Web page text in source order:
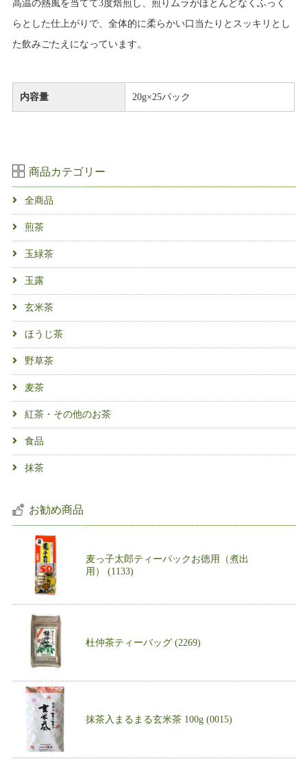
高温の熱風を当てて3度焙煎し、煎りムラがほとんどなくふっく
らとした仕上がりで、全体的に柔らかい口当たりとスッキリとし
た飲みごたえになっています。
内容量 20g×25パック
商品カテゴリー
全商品
煎茶
玉緑茶
玉露
玄米茶
ほうじ茶
野草茶
麦茶
紅茶・その他のお茶
食品
抹茶
お勧め商品
麦っ子太郎ティーパックお徳用（煮出
用） (1133)
杜仲茶ティーバッグ (2269)
抹茶入まるまる玄米茶 100g (0015)